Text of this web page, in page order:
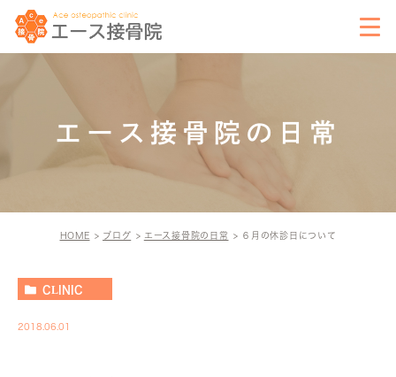
エース接骨院の日常
HOME ブログ エース接骨院の日常 ６月の休診日について
CLINIC
2018.06.01